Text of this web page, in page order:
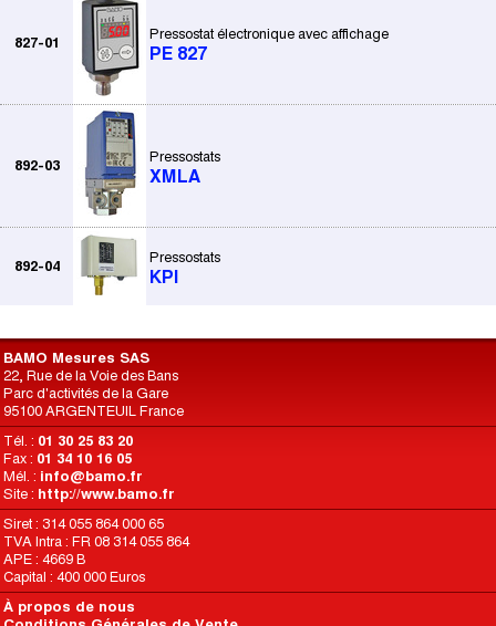
827-01
Pressostat électronique avec affichage
PE 827
892-03
Pressostats
XMLA
892-04
Pressostats
KPI
BAMO Mesures SAS
22, Rue de la Voie des Bans
Parc d'activités de la Gare
95100 ARGENTEUIL France
Tél. : 01 30 25 83 20
Fax : 01 34 10 16 05
Mél. : info@bamo.fr
Site : http://www.bamo.fr
Siret : 314 055 864 000 65
TVA Intra : FR 08 314 055 864
APE : 4669 B
Capital : 400 000 Euros
À propos de nous